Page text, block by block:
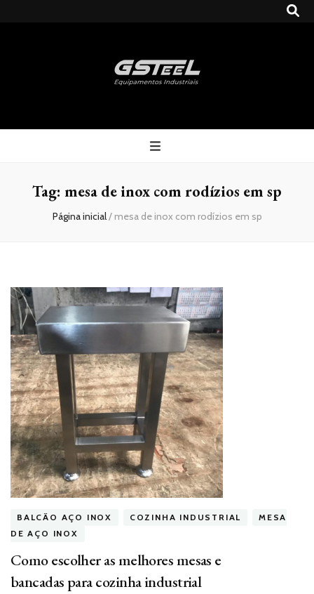
Gsteel
Tag: mesa de inox com rodízios em sp
Página inicial/ mesa de inox com rodízios em sp
BALCÃO AÇO INOX COZINHA INDUSTRIAL
MESA
DE AÇO INOX
Como escolher as melhores mesas e
bancadas para cozinha industrial